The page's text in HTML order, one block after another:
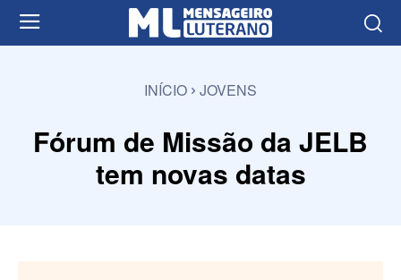
INÍCIO JOVENS
Fórum de Missão da JELB
tem novas datas